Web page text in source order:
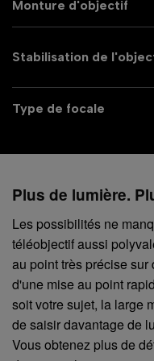
Monture d'objectif
Stabilisation de
Type de focale
Plus de lumière.
Les possibilités ne
téléobjectif aussi
au point très précise
d'une mise au point
soit votre sujet, la large
de saisir davantage de
Vous obtenez plus de